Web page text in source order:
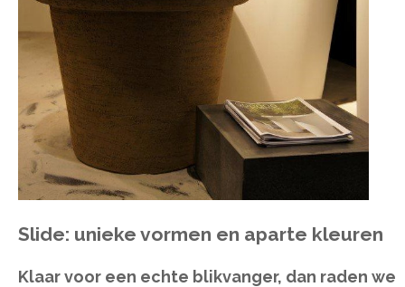
Slide: unieke vormen en aparte kleuren
Klaar voor een echte blikvanger, dan raden we